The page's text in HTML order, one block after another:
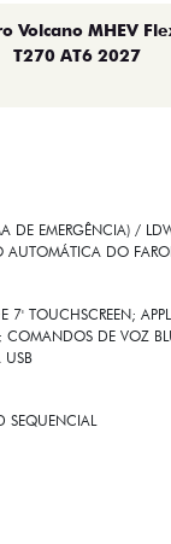
Volcano MHEV
T270 AT6 2027
DE EMERGÊNCIA) /
DO
7' TOUCHSCREEN;
COMANDOS DE VOZ
USB
SEQUENCIAL